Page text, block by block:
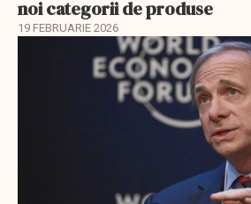
noi categorii de produse
19 FEBRUARIE 2026